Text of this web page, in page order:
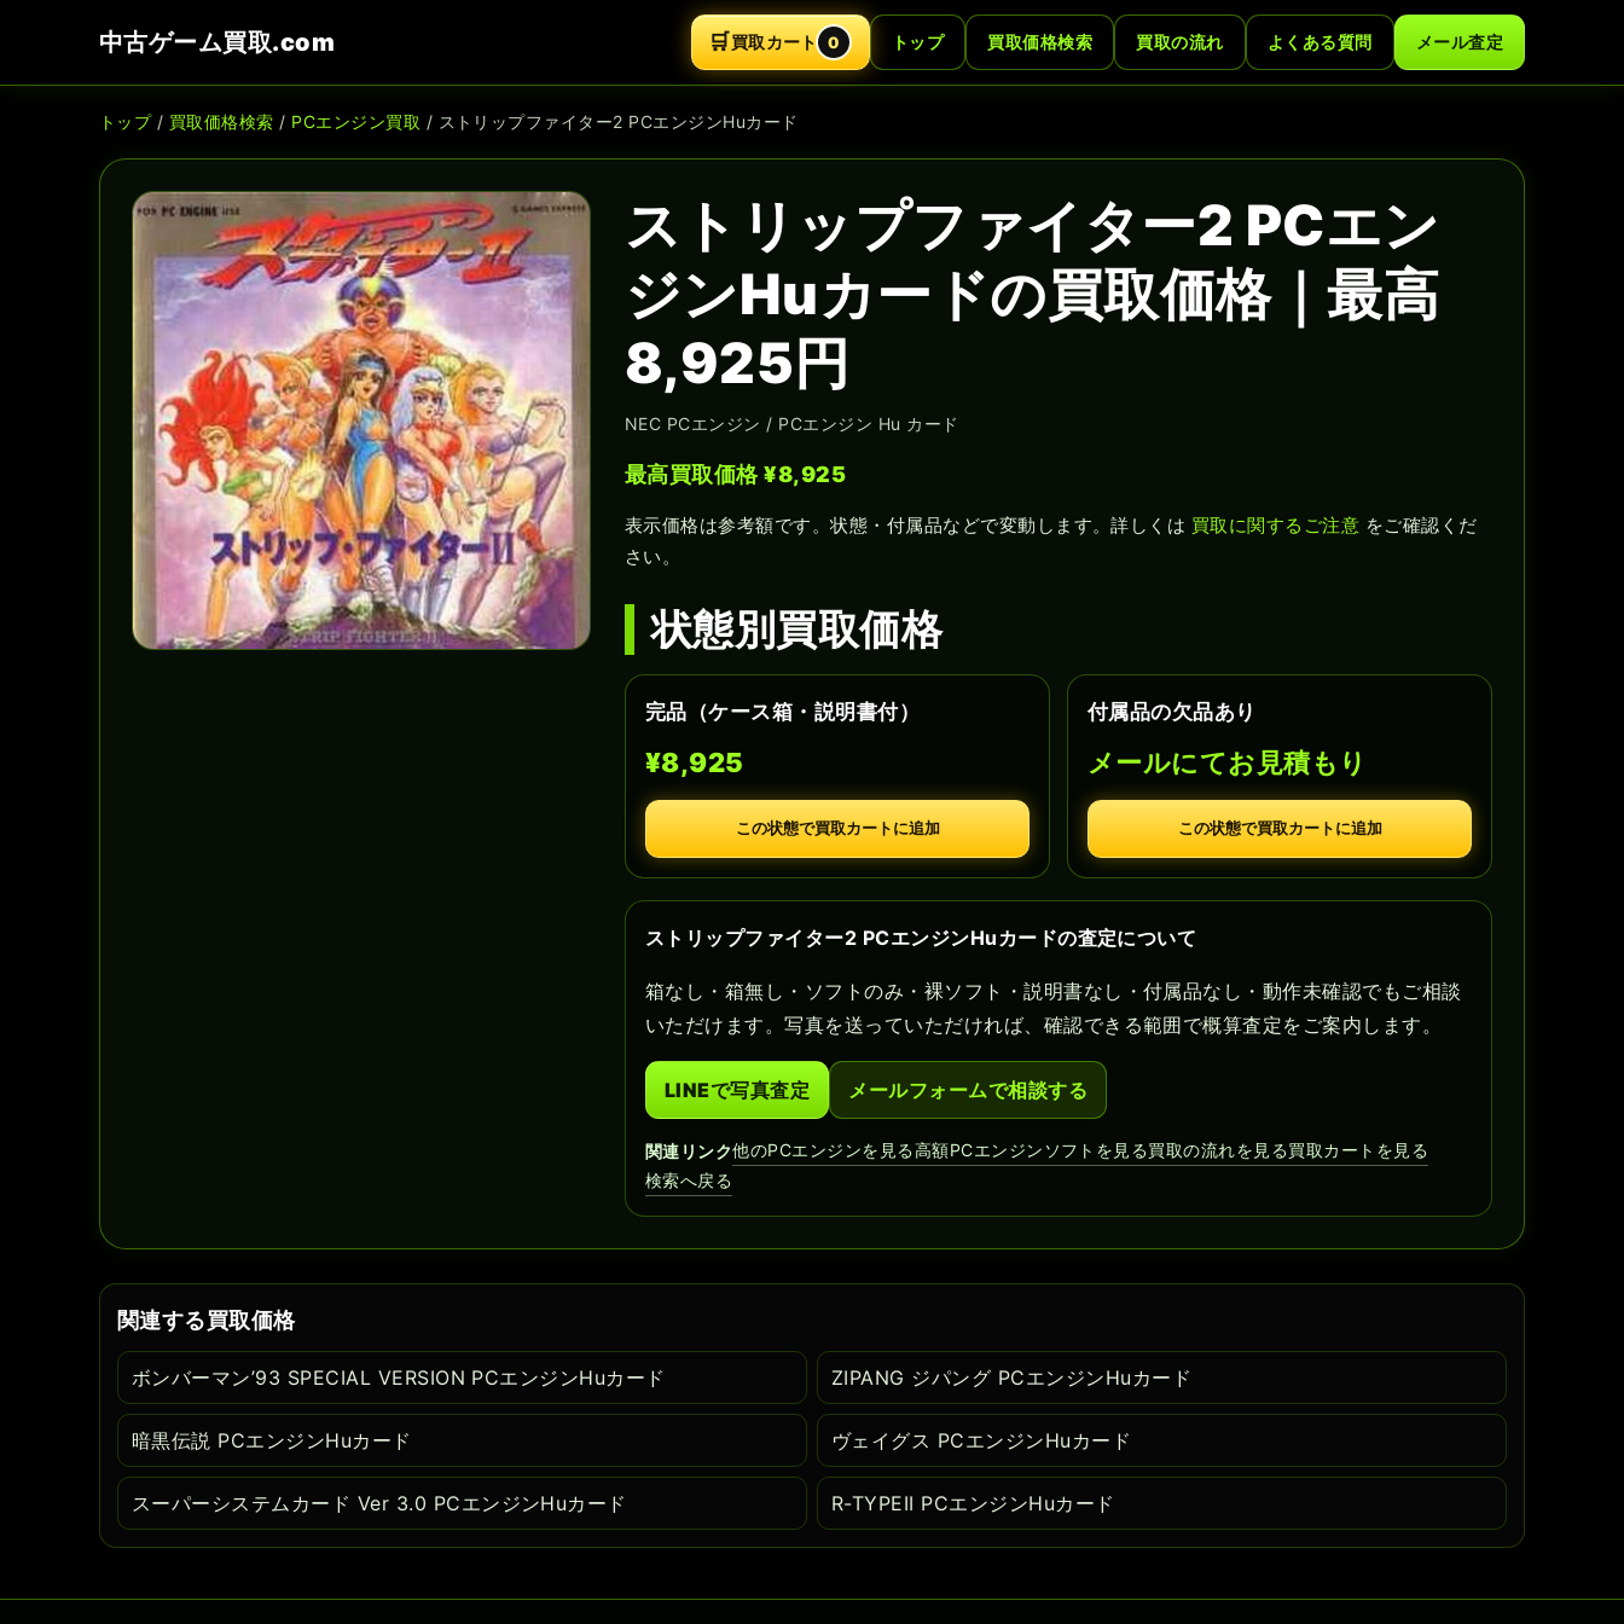
中古ゲーム買取.com 🛒買取カート 0 トップ 買取価格検索 買取の流れ よくある質問 メール査定
トップ/ 買取価格検索 / PCエンジン買取 / ストリップファイター2 PCエンジンHuカード
ストリップファイター2 PCエン
ジンHuカードの買取価格｜最高
8,925円
NEC PCエンジン / PCエンジン Hu カード
最高買取価格 ¥8,925
表示価格は参考額です。状態・付属品などで変動します。詳しくは 買取に関するご注意 をご確認くだ
さい。
状態別買取価格
完品（ケース箱・説明書付）
¥8,925
この状態で買取カートに追加
付属品の欠品あり
メールにてお見積もり
この状態で買取カートに追加
ストリップファイター2 PCエンジンHuカードの査定について
箱なし・箱無し・ソフトのみ・裸ソフト・説明書なし・付属品なし・動作未確認でもご相談
いただけます。写真を送っていただければ、確認できる範囲で概算査定をご案内します。
LINEで写真査定 メールフォームで相談する
関連リンク他のPCエンジンを見る高額PCエンジンソフトを見る買取の流れを見る買取カートを見る
検索へ戻る
関連する買取価格
ボンバーマン’93 SPECIAL VERSION PCエンジンHuカード ZIPANG ジパング PCエンジンHuカード
暗黒伝説 PCエンジンHuカード ヴェイグス PCエンジンHuカード
スーパーシステムカード Ver 3.0 PCエンジンHuカード R-TYPEII PCエンジンHuカード